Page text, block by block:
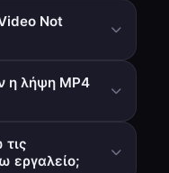
προγράμματος
Not
διαγραμμένο/
λήψης
συγχρονισμού.
η λήψη MP4
της
εργαλείο;